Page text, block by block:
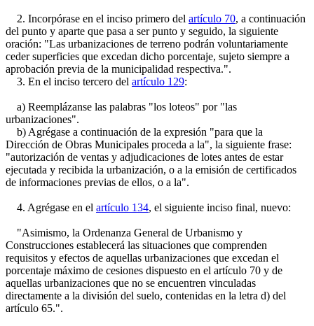
2. Incorpórase en el inciso primero del artículo 70, a continuación
del punto y aparte que pasa a ser punto y seguido, la siguiente
oración: "Las urbanizaciones de terreno podrán voluntariamente
ceder superficies que excedan dicho porcentaje, sujeto siempre a
aprobación previa de la municipalidad respectiva.".
3. En el inciso tercero del artículo 129:
a) Reemplázanse las palabras "los loteos" por "las
urbanizaciones".
b) Agrégase a continuación de la expresión "para que la
Dirección de Obras Municipales proceda a la", la siguiente frase:
"autorización de ventas y adjudicaciones de lotes antes de estar
ejecutada y recibida la urbanización, o a la emisión de certificados
de informaciones previas de ellos, o a la".
4. Agrégase en el artículo 134, el siguiente inciso final, nuevo:
"Asimismo, la Ordenanza General de Urbanismo y
Construcciones establecerá las situaciones que comprenden
requisitos y efectos de aquellas urbanizaciones que excedan el
porcentaje máximo de cesiones dispuesto en el artículo 70 y de
aquellas urbanizaciones que no se encuentren vinculadas
directamente a la división del suelo, contenidas en la letra d) del
artículo 65.".